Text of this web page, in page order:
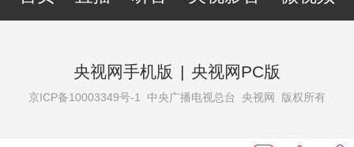
央视网手机版 | 央视网PC版
京ICP备10003349号-1 中央广播电视总台 央视网 版权所有